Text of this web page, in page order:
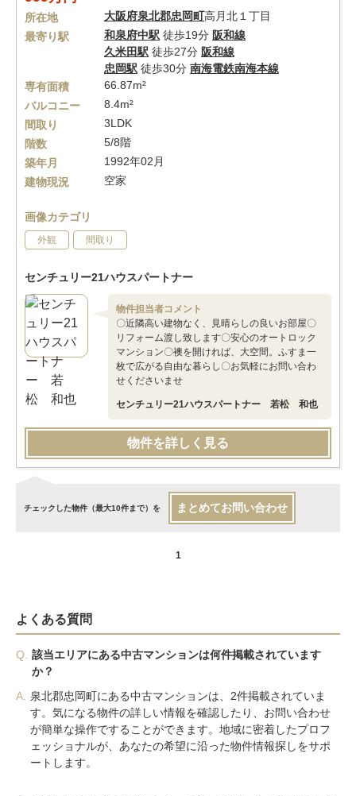
所在地 大阪府泉北郡忠岡町高月北１丁目
最寄り駅
和泉府中駅 徒歩19分 阪和線
久米田駅 徒歩27分 阪和線
忠岡駅 徒歩30分 南海電鉄南海本線
専有面積
66.87m²
バルコニー
8.4m²
間取り
3LDK
階数
5/8階
築年月
1992年02月
建物現況
空家
画像カテゴリ
外観 間取り
センチュリー21ハウスパートナー
物件担当者コメント
〇近隣高い建物なく、見晴らしの良いお部屋〇
リフォーム渡し致します〇安心のオートロック
マンション〇襖を開ければ、大空間。ふすま一
枚で広がる自由な暮らし〇お気軽にお問い合わ
せくださいませ
センチュリー21ハウスパートナー 若松 和也
物件を詳しく見る
チェックした物件（最大10件まで）を まとめてお問い合わせ
1
よくある質問
Q.
該当エリアにある中古マンションは何件掲載されています
か？
A.
泉北郡忠岡町にある中古マンションは、2件掲載されていま
す。気になる物件の詳しい情報を確認したり、お問い合わせ
が簡単な操作ですることができます。地域に密着したプロフ
ェッショナルが、あなたの希望に沿った物件情報探しをサポ
ートします。